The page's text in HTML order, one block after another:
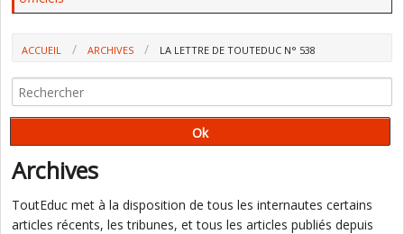
ACCUEIL ARCHIVES LA LETTRE DE TOUTEDUC N° 538
Archives
ToutEduc met à la disposition de tous les internautes certains
articles récents, les tribunes, et tous les articles publiés depuis